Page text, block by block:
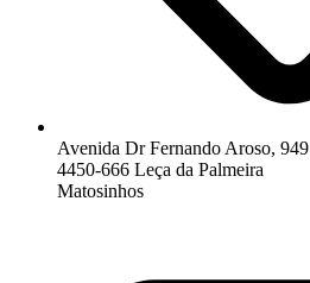
Avenida Dr Fernando Aroso, 949
4450-666 Leça da Palmeira
Matosinhos